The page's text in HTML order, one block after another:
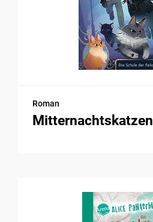
Roman
Mitternachtskatzen